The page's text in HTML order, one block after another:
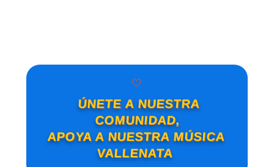
🤍
ÚNETE A NUESTRA
COMUNIDAD,
APOYA A NUESTRA MÚSICA
VALLENATA